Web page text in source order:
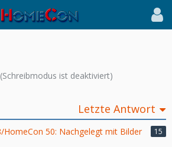
ist deaktiviert)
Letzte Antwort
HomeCon 50: Nachgelegt mit Bilder
15